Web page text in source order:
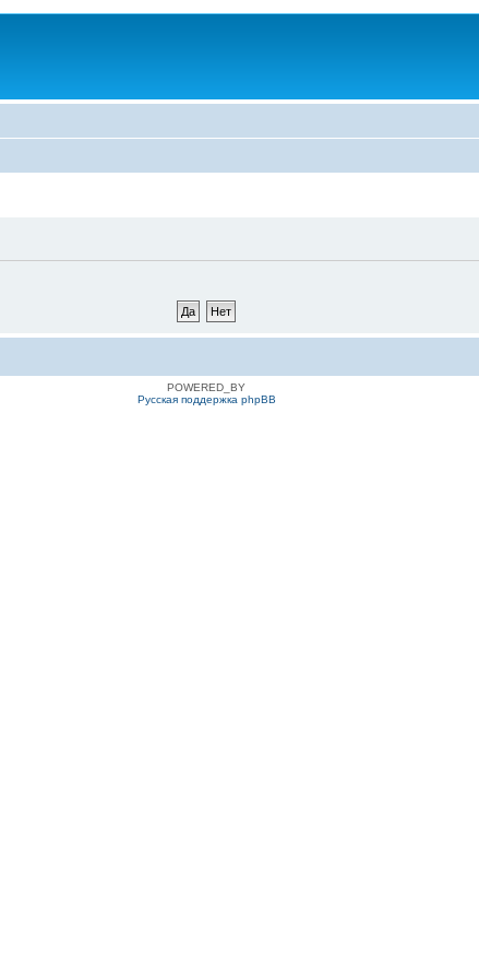
POWERED_BY
Русская поддержка phpBB